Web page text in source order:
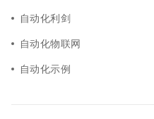
自动化利剑
自动化物联网
自动化示例